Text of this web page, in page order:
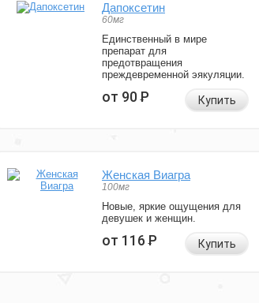
Дапоксетин
60мг
Единственный в мире
препарат для
предотвращения
преждевременной эякуляции.
от 90Р Купить
Женская Виагра
100мг
Новые, яркие ощущения для
девушек и женщин.
от 116Р Купить